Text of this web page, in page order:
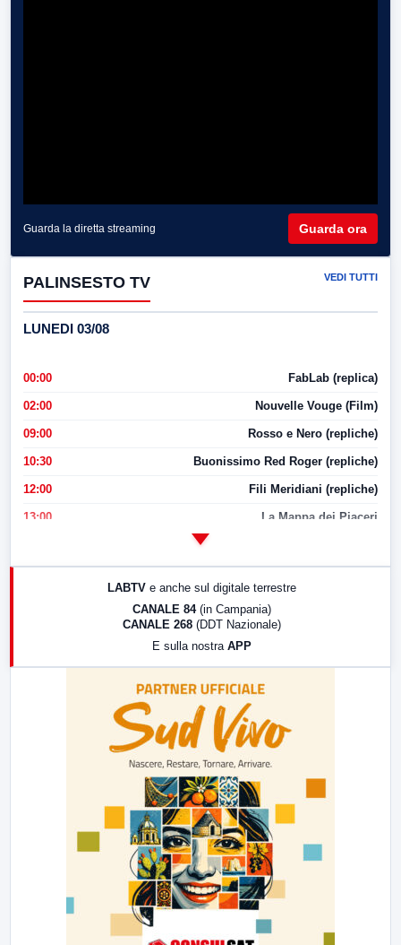
Guarda la diretta streaming Guarda ora
PALINSESTO TV VEDI TUTTI
LUNEDI 03/08
00:00 FabLab (replica)
02:00 Nouvelle Vouge (Film)
09:00 Rosso e Nero (repliche)
10:30 Buonissimo Red Roger (repliche)
12:00 Fili Meridiani (repliche)
13:00 La Mappa dei Piaceri
17:00 LabNews (replica)
LABTV e anche sul digitale terrestre
CANALE 84 (in Campania)
CANALE 268 (DDT Nazionale)
E sulla nostra APP